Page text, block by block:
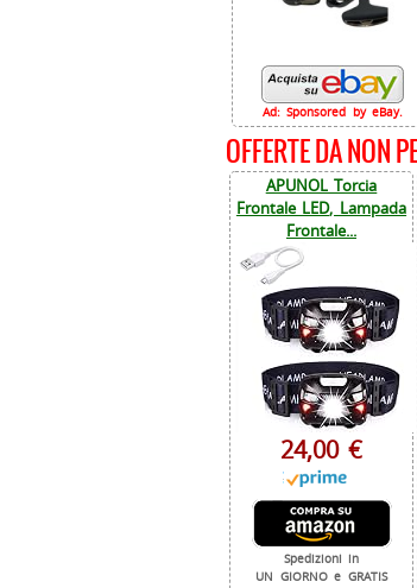
Ad: Sponsored by eBay.
OFFERTE DA NON
APUNOL Torcia
Frontale LED, Lampada
Frontale...
24,00 €
Spedizioni in
UN GIORNO e GRATIS